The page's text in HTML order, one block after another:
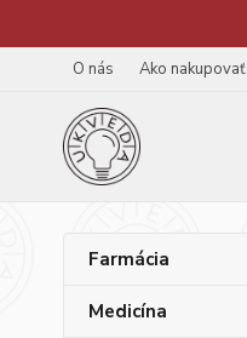
O nás Ako nakupovať
Farmácia
Medicína